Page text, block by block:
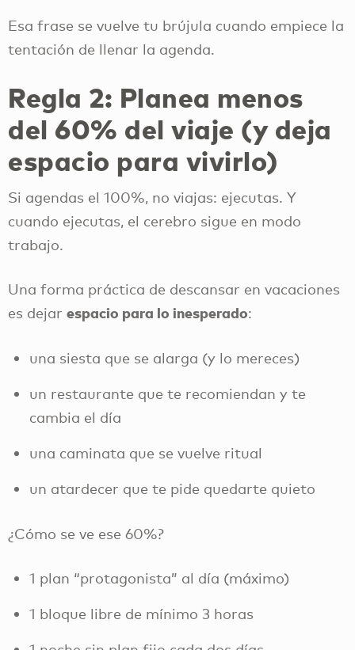
Esa frase se vuelve tu brújula cuando empiece la
tentación de llenar la agenda.
Regla 2: Planea menos
del 60% del viaje (y deja
espacio para vivirlo)
Si agendas el 100%, no viajas: ejecutas. Y
cuando ejecutas, el cerebro sigue en modo
trabajo.
Una forma práctica de descansar en vacaciones
es dejar espacio para lo inesperado:
una siesta que se alarga (y lo mereces)
un restaurante que te recomiendan y te
cambia el día
una caminata que se vuelve ritual
un atardecer que te pide quedarte quieto
¿Cómo se ve ese 60%?
1 plan “protagonista” al día (máximo)
1 bloque libre de mínimo 3 horas